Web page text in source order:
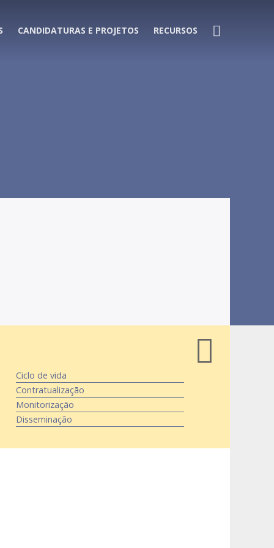
CANDIDATURAS E PROJETOS RECURSOS
Ciclo de vida
Contratualização
Monitorização
Disseminação